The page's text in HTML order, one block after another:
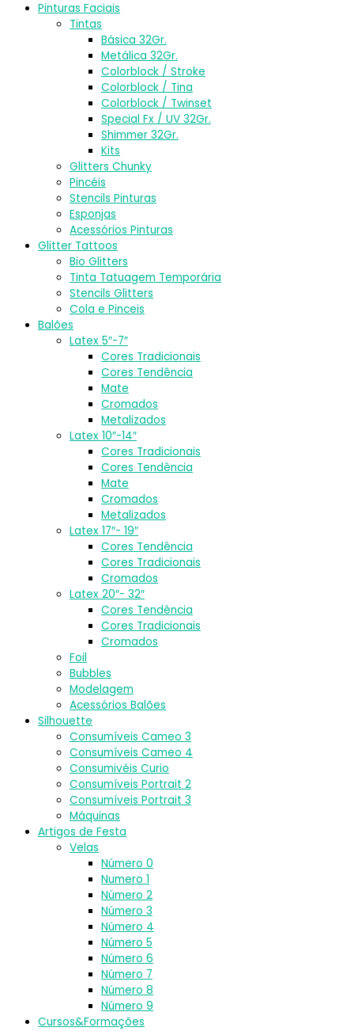
Pinturas Faciais
Tintas
Básica 32Gr.
Metálica 32Gr.
Colorblock / Stroke
Colorblock / Tina
Colorblock / Twinset
Special Fx / UV 32Gr.
Shimmer 32Gr.
Kits
Glitters Chunky
Pincéis
Stencils Pinturas
Esponjas
Acessórios Pinturas
Glitter Tattoos
Bio Glitters
Tinta Tatuagem Temporária
Stencils Glitters
Cola e Pinceis
Balões
Latex 5″-7″
Cores Tradicionais
Cores Tendência
Mate
Cromados
Metalizados
Latex 10″-14″
Cores Tradicionais
Cores Tendência
Mate
Cromados
Metalizados
Latex 17″- 19″
Cores Tendência
Cores Tradicionais
Cromados
Latex 20″- 32″
Cores Tendência
Cores Tradicionais
Cromados
Foil
Bubbles
Modelagem
Acessórios Balões
Silhouette
Consumíveis Cameo 3
Consumíveis Cameo 4
Consumivéis Curio
Consumíveis Portrait 2
Consumíveis Portrait 3
Máquinas
Artigos de Festa
Velas
Número 0
Numero 1
Número 2
Número 3
Número 4
Número 5
Número 6
Número 7
Número 8
Número 9
Cursos&Formações